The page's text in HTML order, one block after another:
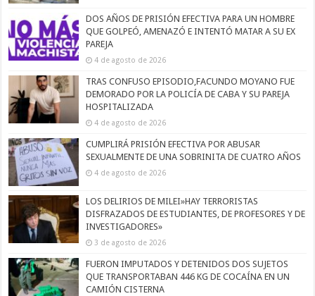
DOS AÑOS DE PRISIÓN EFECTIVA PARA UN HOMBRE
QUE GOLPEÓ, AMENAZÓ E INTENTÓ MATAR A SU EX
PAREJA
4 de agosto de 2026
TRAS CONFUSO EPISODIO,FACUNDO MOYANO FUE
DEMORADO POR LA POLICÍA DE CABA Y SU PAREJA
HOSPITALIZADA
4 de agosto de 2026
CUMPLIRÁ PRISIÓN EFECTIVA POR ABUSAR
SEXUALMENTE DE UNA SOBRINITA DE CUATRO AÑOS
4 de agosto de 2026
LOS DELIRIOS DE MILEI»HAY TERRORISTAS
DISFRAZADOS DE ESTUDIANTES, DE PROFESORES Y DE
INVESTIGADORES»
3 de agosto de 2026
FUERON IMPUTADOS Y DETENIDOS DOS SUJETOS
QUE TRANSPORTABAN 446 KG DE COCAÍNA EN UN
CAMIÓN CISTERNA